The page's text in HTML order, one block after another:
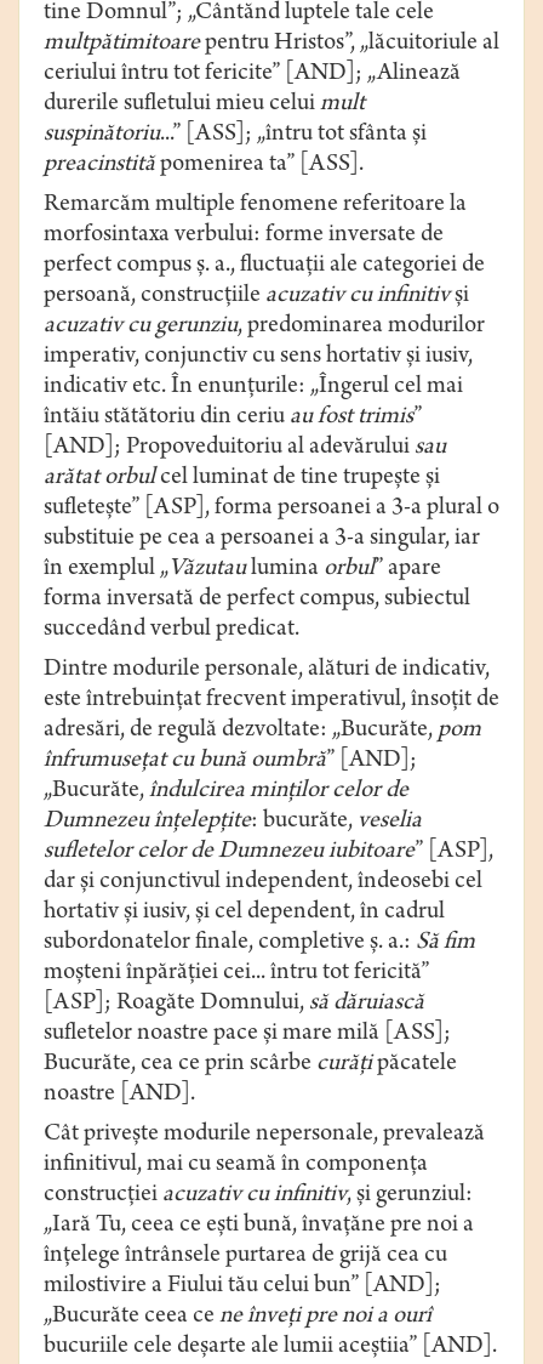
tine Domnul”; „Cântănd luptele tale cele
multpătimitoarepentru Hristos”, „lăcuitoriule al
ceriului întru tot fericite” [AND]; „Alinează
durerile sufletului mieu celuimult
suspinătoriu...” [ASS]; „întru tot sfânta și
preacinstităpomenirea ta” [ASS].
Remarcăm multiple fenomene referitoare la
morfosintaxa verbului: forme inversate de
perfect compus ș. a., fluctuații ale categoriei de
persoană, construcțiile acuzativ cu infinitivși
acuzativ cugerunziu, predominarea modurilor
imperativ, conjunctiv cu sens hortativ și iusiv,
indicativ etc. În enunțurile: „Îngerul cel mai
întăiu stătătoriu din ceriu au fost trimis”
[AND]; Propoveduitoriu al adevărului sau
arătat orbulcel luminat de tine trupește și
sufletește” [ASP], forma persoanei a 3-a plural o
substituie pe cea a persoanei a 3-a singular, iar
în exemplul „Văzutaulumina orbul” apare
forma inversată de perfect compus, subiectul
succedând verbul predicat.
Dintre modurile personale, alături de indicativ,
este întrebuințat frecvent imperativul, însoțit de
adresări, de regulă dezvoltate: „Bucurăte, pom
înfrumusețat cu bună oumbră” [AND];
„Bucurăte,îndulcirea minților celor de
Dumnezeu înțelepțite: bucurăte, veselia
sufletelor celor de Dumnezeu iubitoare” [ASP],
dar și conjunctivul independent, îndeosebi cel
hortativ și iusiv, și cel dependent, în cadrul
subordonatelor finale, completive ș. a.: Să fim
moșteni înpărăției cei... întru tot fericită”
[ASP]; Roagăte Domnului, să dăruiască
sufletelor noastre pace și mare milă [ASS];
Bucurăte, cea ce prin scârbe curățipăcatele
noastre [AND].
Cât privește modurile nepersonale, prevalează
infinitivul, mai cu seamă în componența
construcției acuzativ cu infinitiv, și gerunziul:
„Iară Tu, ceea ce ești bună, învațăne pre noi a
înțelege întrânsele purtarea de grijă cea cu
milostivire a Fiului tău celui bun” [AND];
„Bucurăte ceea ce ne înveți pre noi a ourî
bucuriile cele deșarte ale lumii aceștiia” [AND].